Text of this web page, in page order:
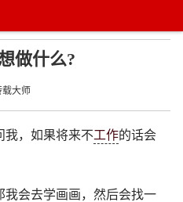
做什么?
载大师
我，如果将来不工作的话会
我会去学画画，然后会找一